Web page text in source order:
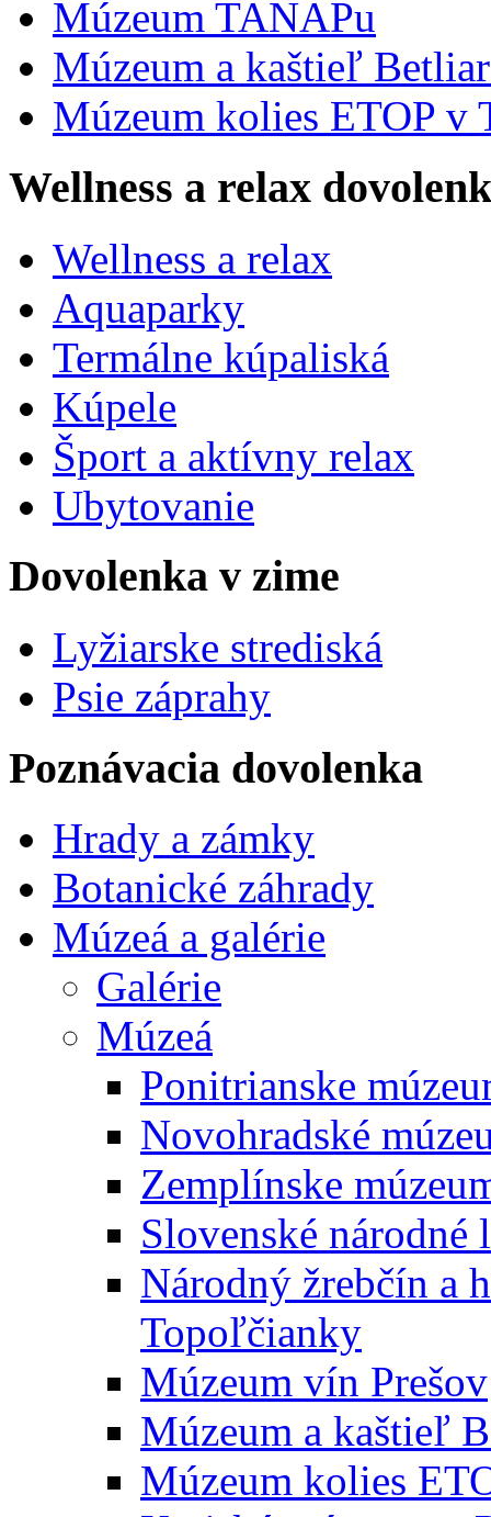
Múzeum TANAPu
Múzeum a kaštieľ
Múzeum kolies ETOP v
Wellness a relax
Wellness a relax
Aquaparky
Termálne kúpaliská
Kúpele
Šport a aktívny relax
Ubytovanie
Dovolenka v zime
Lyžiarske strediská
Psie záprahy
Poznávacia dovolenka
Hrady a zámky
Botanické záhrady
Múzeá a galérie
Galérie
Múzeá
Ponitrianske
Novohradské
Zemplínske
Slovenské
Národný žrebčín a
Topoľčianky
Múzeum vín Prešov
Múzeum a kaštieľ
Múzeum kolies